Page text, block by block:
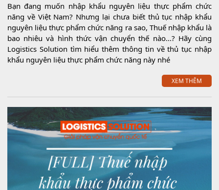
Bạn đang muốn nhập khẩu nguyên liệu thực phẩm chức
năng về Việt Nam? Nhưng lại chưa biết thủ tục nhập khẩu
nguyên liệu thực phẩm chức năng ra sao, Thuế nhập khẩu là
bao nhiêu và hình thức vận chuyển thế nào...? Hãy cùng
Logistics Solution tìm hiểu thêm thông tin về thủ tục nhập
khẩu nguyên liệu thực phẩm chức năng này nhé
XEM THÊM